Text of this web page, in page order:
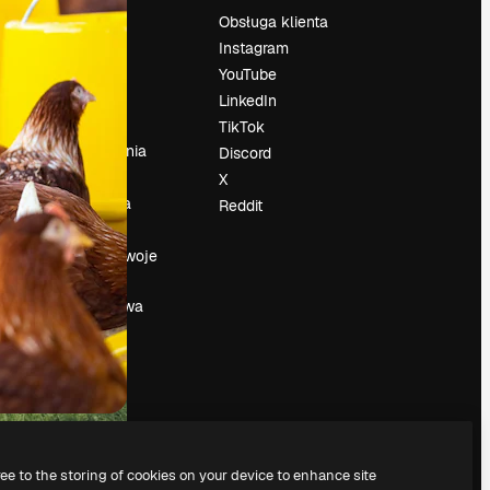
Cennik
Reviews
Kariera
Trendy
wyszukiwania
Blog
Wydarzenia
Slidesgo
Sprzedaj swoje
treści
Sala prasowa
Szukasz
magnific.ai
Obsługa klienta
Instagram
YouTube
LinkedIn
TikTok
Discord
X
Reddit
to the storing of cookies on your device to enhance site